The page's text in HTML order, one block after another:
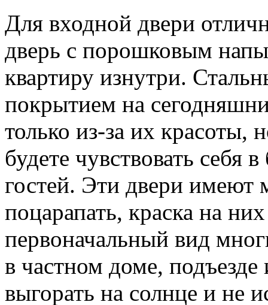
Для входной двери
дверь с порошковым
квартиру изнутри.
покрытием на
только из-за их красоты,
будете чувствовать себя
гостей. Эти двери имеют
поцарапать, краска на
первоначальный вид
в частном доме, подъезде
выгорать на солнце и не